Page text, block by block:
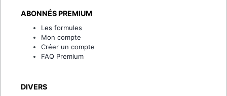
ABONNÉS PREMIUM
Les formules
Mon compte
Créer un compte
FAQ Premium
DIVERS